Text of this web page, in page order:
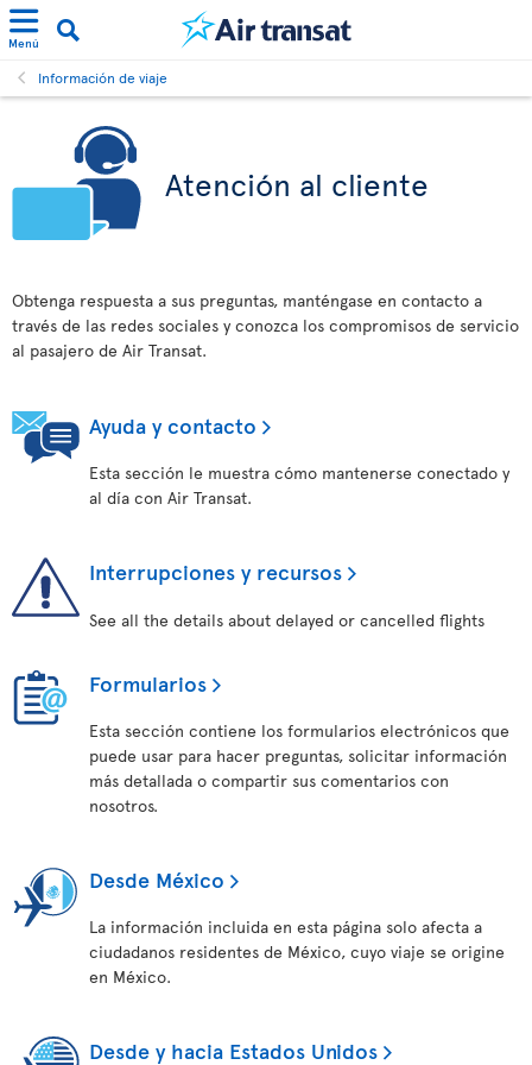
Menú
Información de viaje
Atención al cliente
Obtenga respuesta a sus preguntas, manténgase en contacto a
través de las redes sociales y conozca los compromisos de servicio
al pasajero de Air Transat.
Ayuda y contacto
Esta sección le muestra cómo mantenerse conectado y
al día con Air Transat.
Interrupciones y recursos
See all the details about delayed or cancelled flights
Formularios
Esta sección contiene los formularios electrónicos que
puede usar para hacer preguntas, solicitar información
más detallada o compartir sus comentarios con
nosotros.
Desde México
La información incluida en esta página solo afecta a
ciudadanos residentes de México, cuyo viaje se origine
en México.
Desde y hacia Estados Unidos